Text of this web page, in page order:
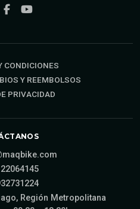
CONDICIONES
Y REEMBOLSOS
PRIVACIDAD
Región Metropolitana